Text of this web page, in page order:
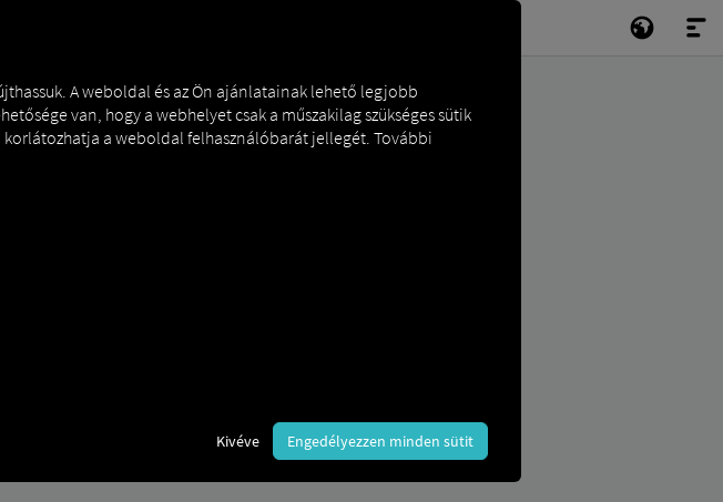
A weboldal és az Ön ajánlatainak lehető legjobb
van, hogy a webhelyet csak a műszakilag szükséges sütik
a weboldal felhasználóbarát jellegét. További
Kivéve Engedélyezzen minden sütit